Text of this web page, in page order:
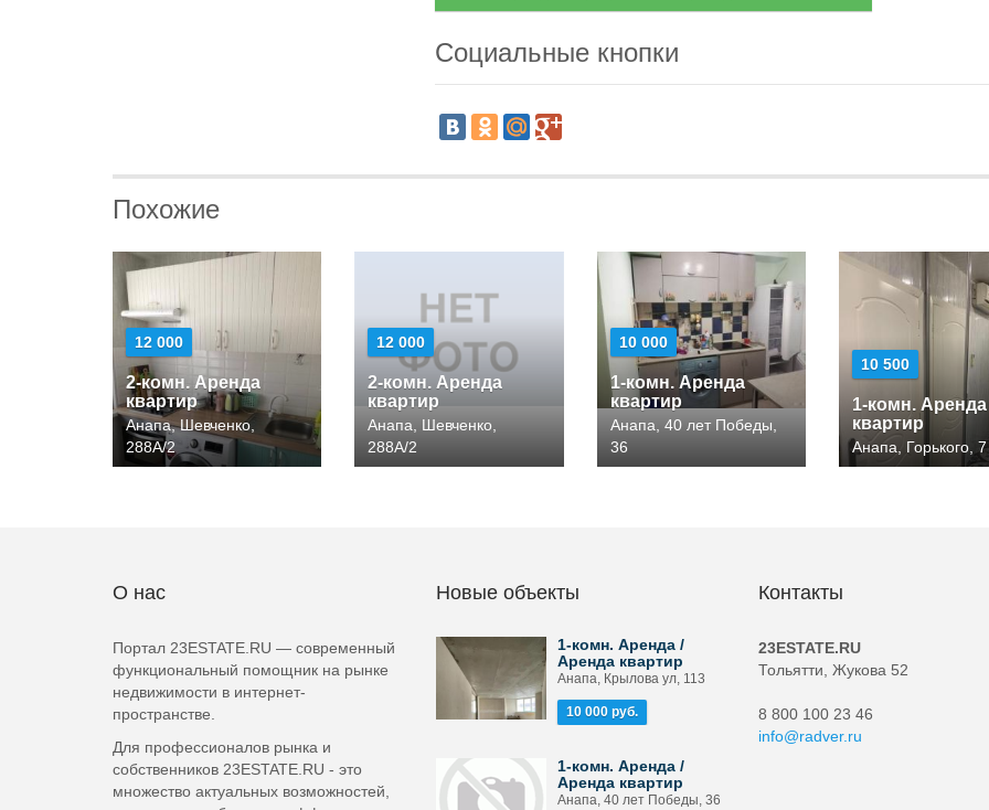
Социальные кнопки
Похожие
12 000
2-комн. Аренда
квартир
Анапа, Шевченко,
288А/2
12 000
2-комн. Аренда
квартир
Анапа, Шевченко,
288А/2
10 000
1-комн. Аренда
квартир
Анапа, 40 лет Победы,
36
10 500
1-комн. Аренда
квартир
Анапа, Горького, 7
О нас
Портал 23ESTATE.RU — современный
функциональный помощник на рынке
недвижимости в интернет-
пространстве.
Для профессионалов рынка и
собственников 23ESTATE.RU - это
множество актуальных возможностей,
Новые объекты
1-комн. Аренда /
Аренда квартир
Анапа, Крылова ул, 113
10 000 руб.
1-комн. Аренда /
Аренда квартир
Анапа, 40 лет Победы, 36
Контакты
23ESTATE.RU
Тольятти, Жукова 52
8 800 100 23 46
info@radver.ru